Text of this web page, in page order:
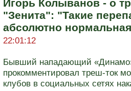
Игорь Колыванов - о
"Зенита": "Такие
абсолютно
22:01:12
Бывший нападающий
прокомментировал треш-ток
клубов в социальных сетях